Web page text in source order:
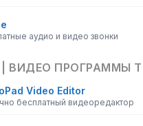
аудио и видео звонки
ВИДЕО ПРОГРАММЫ
Video Editor
бесплатный видеоредактор